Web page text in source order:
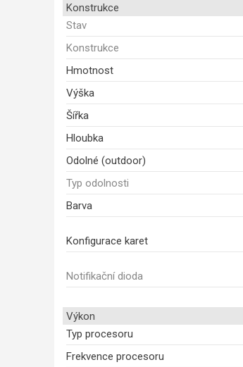
Konstrukce
Stav
Konstrukce
Hmotnost
Výška
Šířka
Hloubka
Odolné (outdoor)
Typ odolnosti
Barva
Konfigurace karet
Notifikační dioda
Výkon
Typ procesoru
Frekvence procesoru